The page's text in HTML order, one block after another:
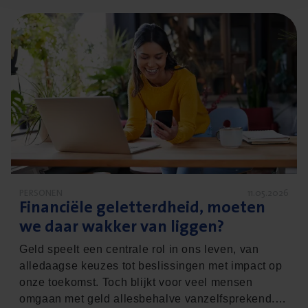
Finan­ci­ë­le gelet­terd­heid, moe­ten
we daar wak­ker van liggen?
Geld speelt een centrale rol in ons leven, van
alledaagse keuzes tot beslissingen met impact op
onze toekomst. Toch blijkt voor veel mensen
omgaan met geld allesbehalve vanzelfsprekend. In
Lees meer over Financiële geletterdheid, moeten we